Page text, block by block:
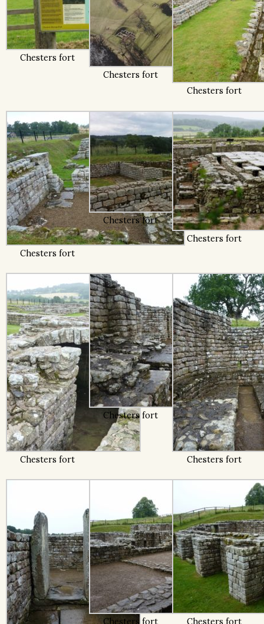
Chesters fort
Chesters fort
Chesters fort
Chesters fort
Chesters fort
Chesters fort
Chesters fort
Chesters fort
Chesters fort
Chesters fort Chesters fort